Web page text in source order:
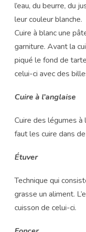
l’eau, du beurre, du
leur couleur blanche.
Cuire à blanc une
garniture. Avant la
piqué le fond de
celui-ci avec des
Cuire à l’anglaise
Cuire des légumes à
faut les cuire dans de
Étuver
Technique qui
grasse un aliment.
cuisson de celui-ci.